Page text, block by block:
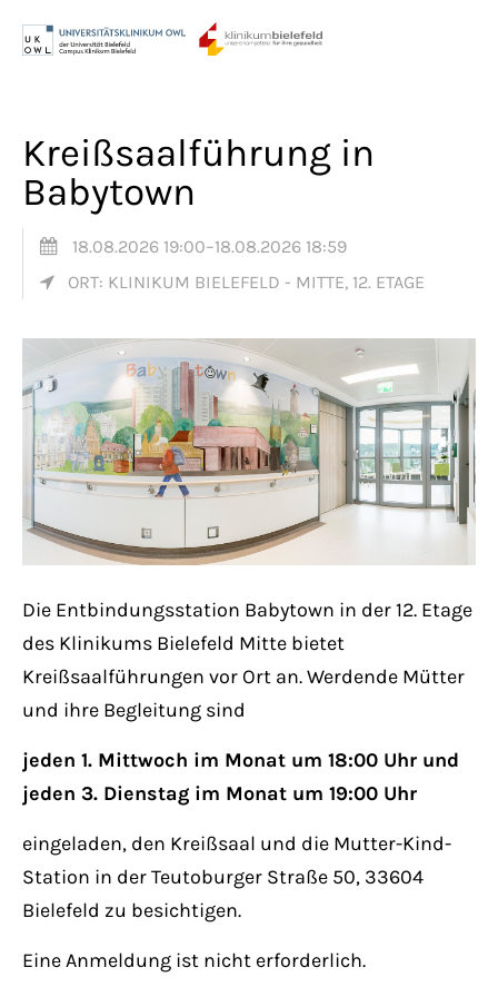
Anmelden
Register| Lost your password?
Support
24h/ 365days
We offer support for our customers
Get in touch
Cybersteel Inc.
376-293 City Road, Suite 600
Kreißsaalführung in
Babytown
18.08.2026 19:00–18.08.2026 18:59
ORT: KLINIKUM BIELEFELD - MITTE, 12. ETAGE
Die Entbindungsstation Babytown in der 12. Etage
des Klinikums Bielefeld Mitte bietet
Kreißsaalführungen vor Ort an. Werdende Mütter
und ihre Begleitung sind
jeden 1. Mittwoch im Monat um 18:00 Uhr und
jeden 3. Dienstag im Monat um 19:00 Uhr
eingeladen, den Kreißsaal und die Mutter-Kind-
Station in der Teutoburger Straße 50, 33604
Bielefeld zu besichtigen.
Eine Anmeldung ist nicht erforderlich.